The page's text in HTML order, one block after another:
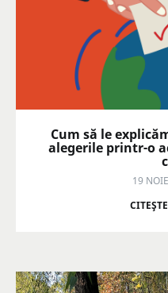
Cum să le
alegerile printr-o
19